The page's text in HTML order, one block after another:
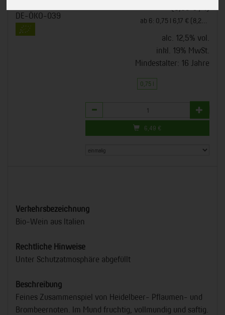
DE-ÖKO-039
alc. 12,5% vol.
inkl. 19% MwSt.
Mindestalter: 16 Jahre
0,75 l
Anzahl
6,49 €
Verkehrsbezeichnung
Bio-Wein aus Italien
Rechtliche Hinweise
Unter Schutzatmosphäre abgefüllt
Beschreibung
Feines Zusammenspiel von Heidelbeer- Pflaumen- und
Brombeernoten. Im Mund fruchtig, vollmundig und saftig.